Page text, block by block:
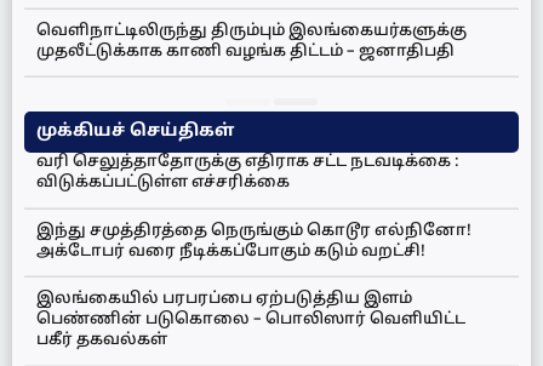
வெளிநாட்டிலிருந்து திரும்பும் இலங்கையர்களுக்கு
முதலீட்டுக்காக காணி வழங்க திட்டம் – ஜனாதிபதி
முக்கியச் செய்திகள்
வரி செலுத்தாதோருக்கு எதிராக சட்ட நடவடிக்கை :
விடுக்கப்பட்டுள்ள எச்சரிக்கை
இந்து சமுத்திரத்தை நெருங்கும் கொடூர எல்நினோ!
அக்டோபர் வரை நீடிக்கப்போகும் கடும் வறட்சி!
இலங்கையில் பரபரப்பை ஏற்படுத்திய இளம்
பெண்ணின் படுகொலை – பொலிஸார் வெளியிட்ட
பகீர் தகவல்கள்